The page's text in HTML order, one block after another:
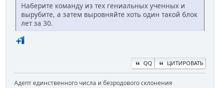
Наберите команду из тех гениальных ученных и
вырубите, а затем выровняйте хоть один такой блок
лет за 30.
QQ ЦИТИРОВАТЬ
Адепт единственного числа и безродового склонения